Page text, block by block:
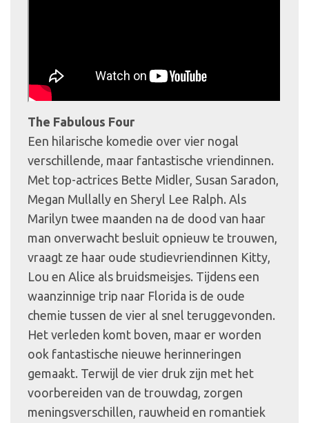
The Fabulous Four
Een hilarische komedie over vier nogal
verschillende, maar fantastische vriendinnen.
Met top-actrices Bette Midler, Susan Saradon,
Megan Mullally en Sheryl Lee Ralph. Als
Marilyn twee maanden na de dood van haar
man onverwacht besluit opnieuw te trouwen,
vraagt ze haar oude studievriendinnen Kitty,
Lou en Alice als bruidsmeisjes. Tijdens een
waanzinnige trip naar Florida is de oude
chemie tussen de vier al snel teruggevonden.
Het verleden komt boven, maar er worden
ook fantastische nieuwe herinneringen
gemaakt. Terwijl de vier druk zijn met het
voorbereiden van de trouwdag, zorgen
meningsverschillen, rauwheid en romantiek